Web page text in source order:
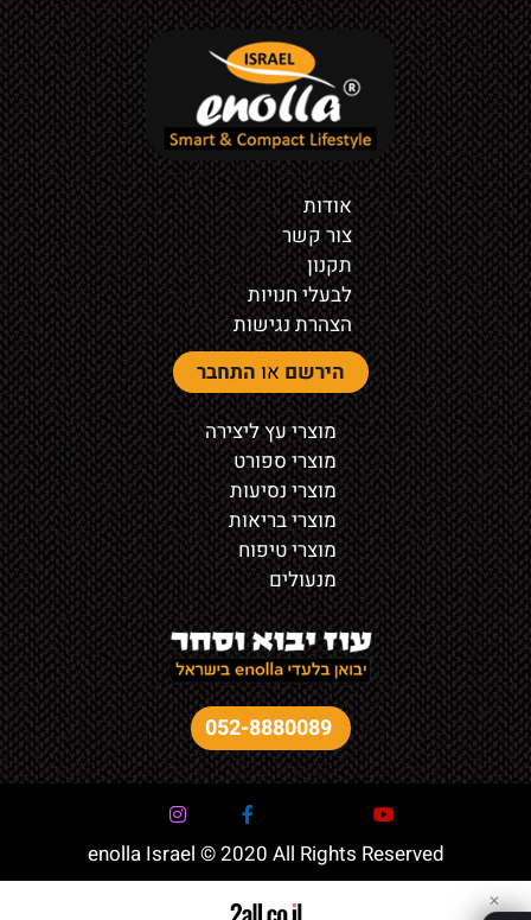
אודות
צור קשר
תקנון
לבעלי חנויות
הצהרת נגישות
הירשם או התחבר
מוצרי עץ ליצירה
מוצרי ספורט
מוצרי נסיעות
מוצרי בריאות
מוצרי טיפוח
מנעולים
052-8880089
enolla Israel © 2020 All Rights Reserved
✕